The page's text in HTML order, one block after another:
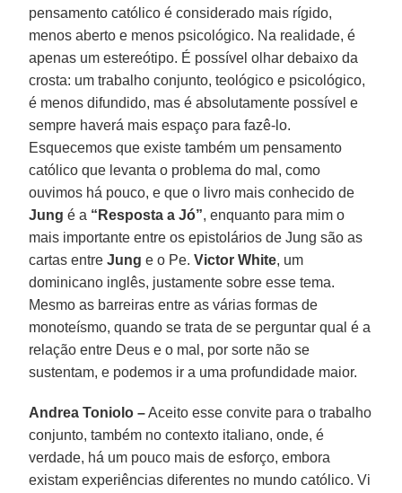
pensamento católico é considerado mais rígido,
menos aberto e menos psicológico. Na realidade, é
apenas um estereótipo. É possível olhar debaixo da
crosta: um trabalho conjunto, teológico e psicológico,
é menos difundido, mas é absolutamente possível e
sempre haverá mais espaço para fazê-lo.
Esquecemos que existe também um pensamento
católico que levanta o problema do mal, como
ouvimos há pouco, e que o livro mais conhecido de
Jung é a “Resposta a Jó”, enquanto para mim o
mais importante entre os epistolários de Jung são as
cartas entreJung e o Pe. Victor White, um
dominicano inglês, justamente sobre esse tema.
Mesmo as barreiras entre as várias formas de
monoteísmo, quando se trata de se perguntar qual é a
relação entre Deus e o mal, por sorte não se
sustentam, e podemos ir a uma profundidade maior.
Andrea Toniolo –Aceito esse convite para o trabalho
conjunto, também no contexto italiano, onde, é
verdade, há um pouco mais de esforço, embora
existam experiências diferentes no mundo católico. Vi